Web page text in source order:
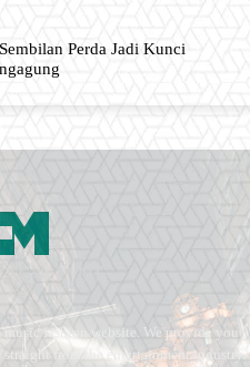
Perda Jadi Kunci
fashion website. We provide you
from the entertainment industry.